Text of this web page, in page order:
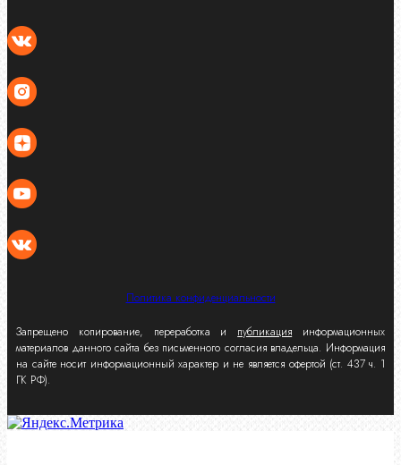
Политика конфиденциальности
Запрещено копирование, переработка и публикация информационных
материалов данного сайта без письменного согласия владельца. Информация
на сайте носит информационный характер и не является офертой (ст. 437 ч. 1
ГК РФ).